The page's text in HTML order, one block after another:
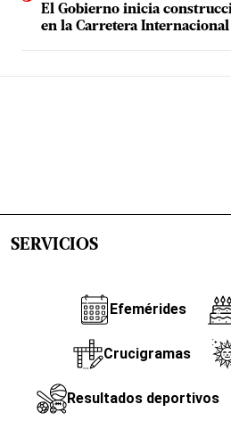
El Gobierno inicia
en la Carretera Internacional
SERVICIOS
Efemérides
Crucigramas
Resultados deportivos